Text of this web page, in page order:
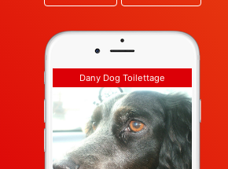
Dany Dog Toilettage